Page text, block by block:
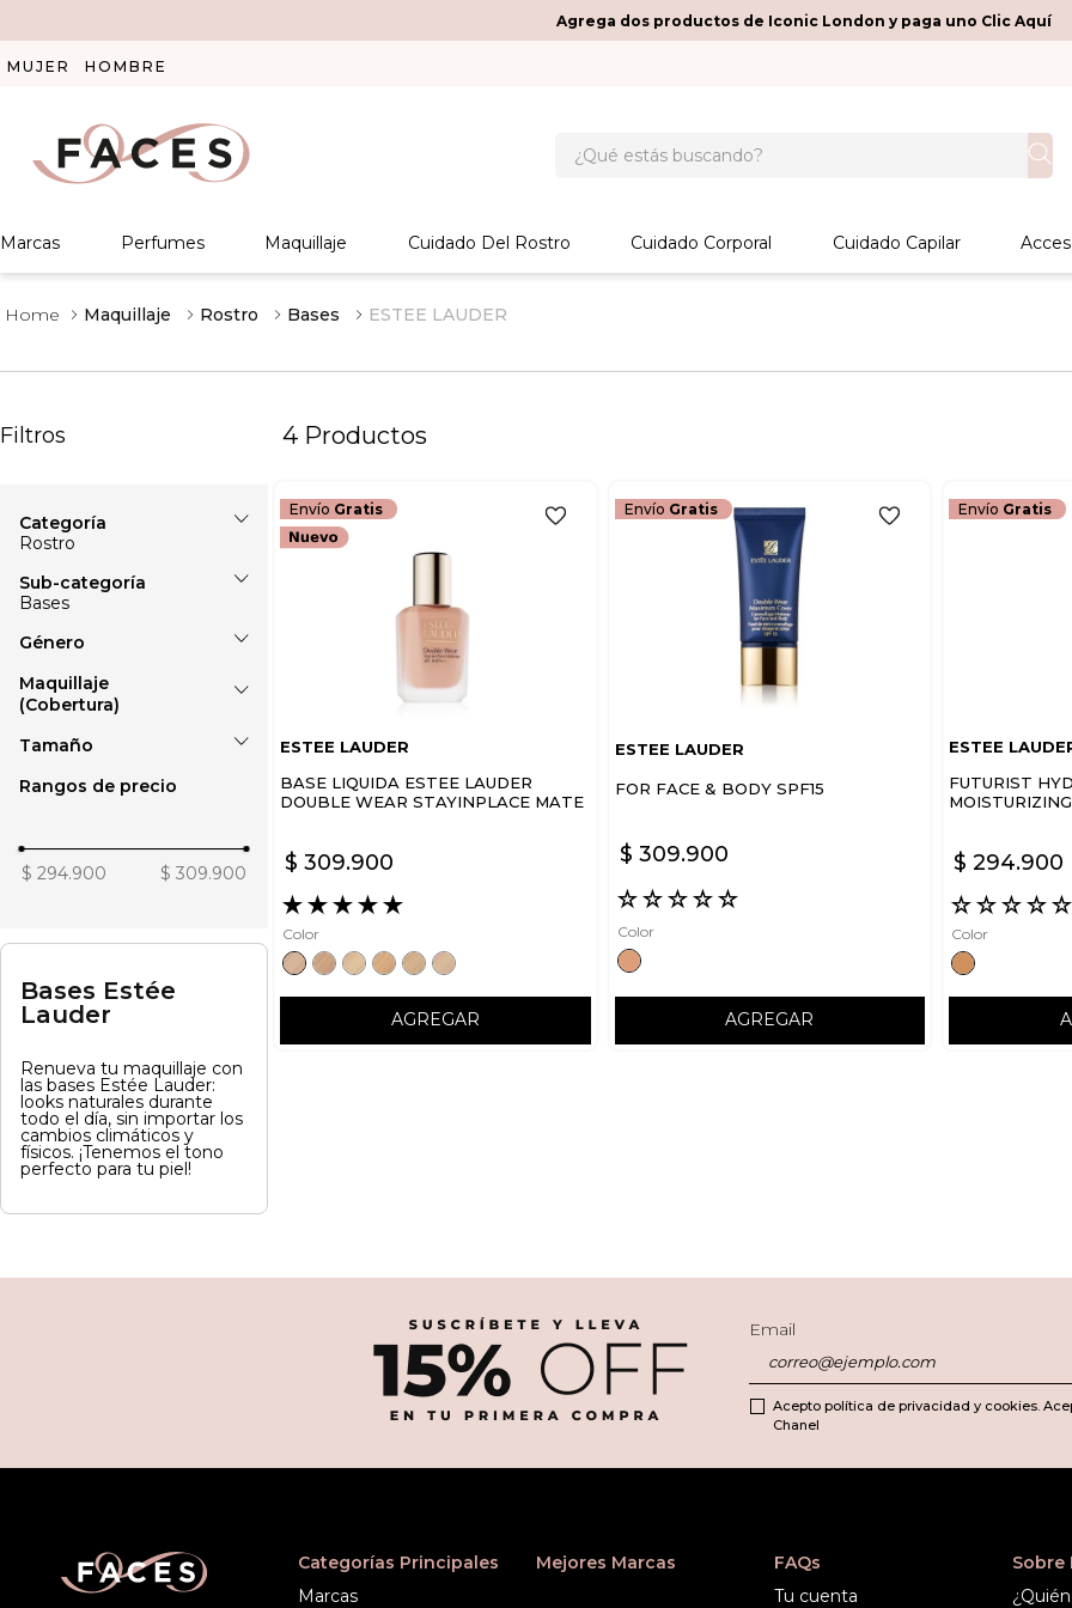
Agrega dos productos de Iconic London y paga uno Clic Aquí
MUJER HOMBRE
Marcas Perfumes Maquillaje Cuidado Del Rostro Cuidado Corporal Cuidado Capilar
Maquillaje Rostro Bases ESTEE LAUDER
Filtros
Rostro
Rostro
Bases
Bases
Correctores
Polvos
Rubores
Género
Unisex
Maquillaje
(Cobertura)
Media
Tamaño
35 ml
Rangos de precio
$ 294.900 $ 309.900
Bases Estée
Lauder
Renueva tu maquillaje con
las bases Estée Lauder:
looks naturales durante
todo el día, sin importar los
cambios climáticos y
físicos. ¡Tenemos el tono
perfecto para tu piel!
4 Productos
Envío Gratis
ESTEE LAUDER
BASE LIQUIDA ESTEE LAUDER
DOUBLE WEAR STAYINPLACE MATE
$ 309.900
★★★★★
Color
AGREGAR
Envío Gratis
ESTEE LAUDER
FOR FACE & BODY SPF15
$ 309.900
☆☆☆☆☆
Color
AGREGAR
Envío Gratis
ESTEE
FUTURIST
$ 294.900
☆☆☆☆
Color
Email
Acepto política de privacidad y cookies.
Chanel
Categorías Principales
Marcas
Mejores Marcas
FAQs
Tu cuenta
Sobre